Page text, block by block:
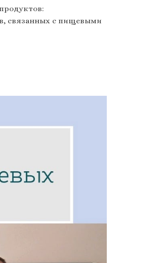
связанных с пищевыми